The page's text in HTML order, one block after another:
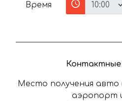
Время
Место получения авто
аэропорт